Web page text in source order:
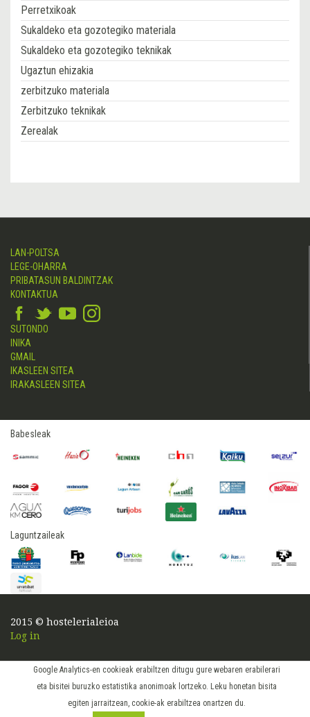
Google Analytics-en cookieak erabiltzen ditugu gure webaren erabilerari
eta bisitei buruzko estatistika anonimoak lortzeko. Leku honetan bisita
egiten jarraitzean, cookie-ak erabiltzea onartzen du.
Perretxikoak
Sukaldeko eta gozotegiko materiala
Sukaldeko eta gozotegiko teknikak
Ugaztun ehizakia
zerbitzuko materiala
Zerbitzuko teknikak
Zerealak
LAN-POLTSA
LEGE-OHARRA
PRIBATASUN BALDINTZAK
KONTAKTUA
SUTONDO
INIKA
GMAIL
IKASLEEN SITEA
IRAKASLEEN SITEA
Babesleak
Laguntzaileak
2015 © hostelerialeioa
Log in